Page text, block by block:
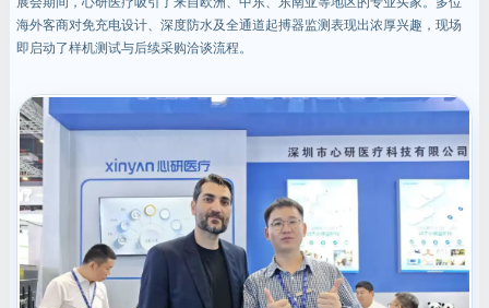
海外客商对免充电设计、深度防水及全通道起搏器监测表现出浓厚兴趣，现场
即启动了样机测试与后续采购洽谈流程。